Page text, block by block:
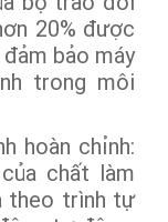
20% được
bảo máy
trong môi
hoàn chỉnh:
chất làm
theo trình tự